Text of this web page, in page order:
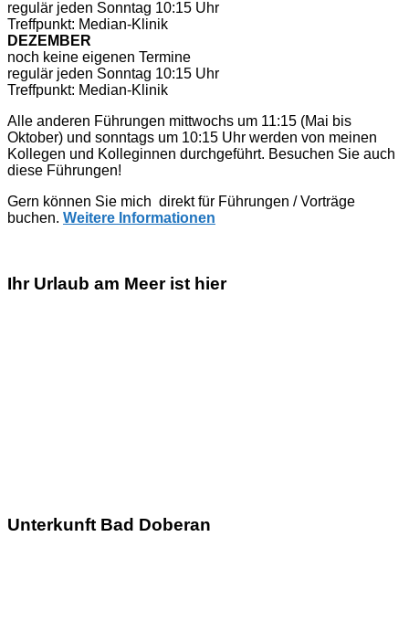
regulär jeden Sonntag 10:15 Uhr
Treffpunkt: Median-Klinik
DEZEMBER
noch keine eigenen Termine
regulär jeden Sonntag 10:15 Uhr
Treffpunkt: Median-Klinik
Alle anderen Führungen mittwochs um 11:15 (Mai bis
Oktober) und sonntags um 10:15 Uhr werden von meinen
Kollegen und Kolleginnen durchgeführt. Besuchen Sie auch
diese Führungen!
Gern können Sie mich direkt für Führungen / Vorträge
buchen. Weitere Informationen
Ihr Urlaub am Meer ist hier
Unterkunft Bad Doberan